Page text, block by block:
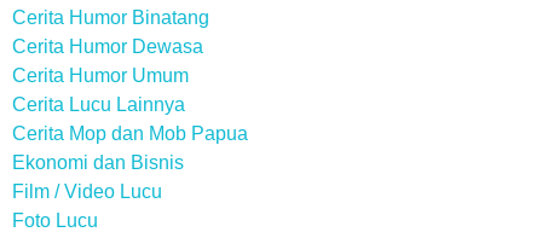
Cerita Humor Binatang
Cerita Humor Dewasa
Cerita Humor Umum
Cerita Lucu Lainnya
Cerita Mop dan Mob Papua
Ekonomi dan Bisnis
Film / Video Lucu
Foto Lucu